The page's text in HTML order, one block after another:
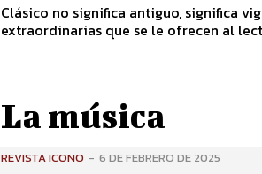
Clásico no significa antiguo, significa
extraordinarias que se le ofrecen al
La música
REVISTA ICONO - 6 DE FEBRERO DE 2025